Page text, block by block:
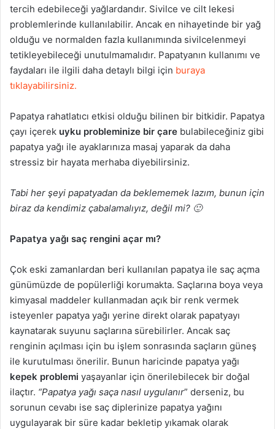
tercih edebileceği yağlardandır. Sivilce ve cilt lekesi
problemlerinde kullanılabilir. Ancak en nihayetinde bir yağ
olduğu ve normalden fazla kullanımında sivilcelenmeyi
tetikleyebileceği unutulmamalıdır. Papatyanın kullanımı ve
faydaları ile ilgili daha detaylı bilgi için buraya
tıklayabilirsiniz.
Papatya rahatlatıcı etkisi olduğu bilinen bir bitkidir. Papatya
çayı içerek uyku probleminize bir çare bulabileceğiniz gibi
papatya yağı ile ayaklarınıza masaj yaparak da daha
stressiz bir hayata merhaba diyebilirsiniz.
Tabi her şeyi papatyadan da beklememek lazım, bunun için
biraz da kendimiz çabalamalıyız, değil mi? 🙂
Papatya yağı saç rengini açar mı?
Çok eski zamanlardan beri kullanılan papatya ile saç açma
günümüzde de popülerliği korumakta. Saçlarına boya veya
kimyasal maddeler kullanmadan açık bir renk vermek
isteyenler papatya yağı yerine direkt olarak papatyayı
kaynatarak suyunu saçlarına sürebilirler. Ancak saç
renginin açılması için bu işlem sonrasında saçların güneş
ile kurutulması önerilir. Bunun haricinde papatya yağı
kepek problemi yaşayanlar için önerilebilecek bir doğal
ilaçtır. “Papatya yağı saça nasıl uygulanır” derseniz, bu
sorunun cevabı ise saç diplerinize papatya yağını
uygulayarak bir süre kadar bekletip yıkamak olarak